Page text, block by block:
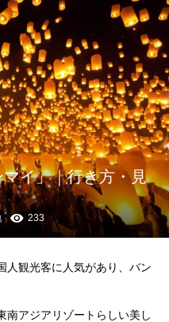
イ」｜行き方・見
233
人観光客に人気があり、バン
南アジアリゾートらしい美し